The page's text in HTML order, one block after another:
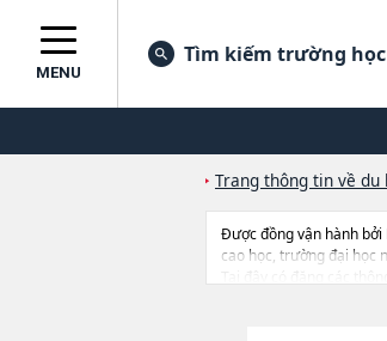
MENU
Tìm kiếm trường học
Trang thông tin về du
Được đồng vận hành bởi
cao học, trường đại học
Tại đây có đăng các